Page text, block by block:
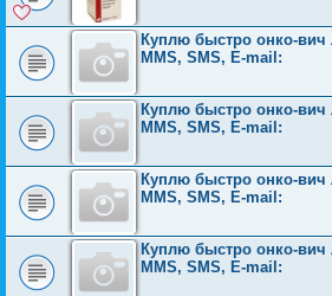
Куплю быстро онко-вич
MMS, SMS, E-mail:
Куплю быстро онко-вич
MMS, SMS, E-mail:
Куплю быстро онко-вич
MMS, SMS, E-mail:
Куплю быстро онко-вич
MMS, SMS, E-mail: